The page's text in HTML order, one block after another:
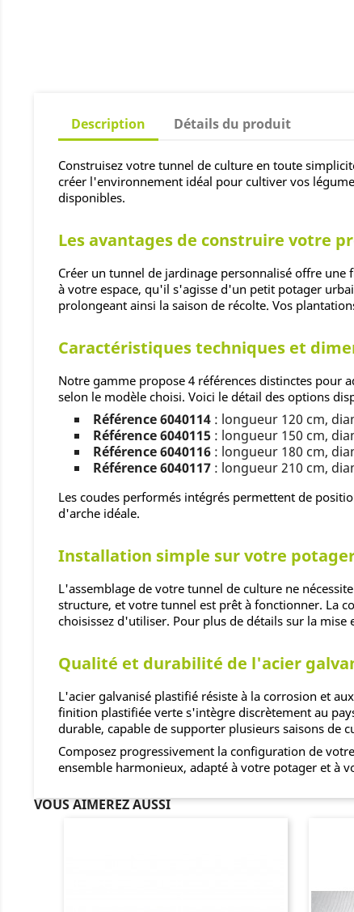
Description Détails du produit
Construisez votre tunnel de culture en toute
créer l'environnement idéal pour cultiver vos
disponibles.
Les avantages de construire votre
Créer un tunnel de jardinage personnalisé offre
à votre espace, qu'il s'agisse d'un petit potager
prolongeant ainsi la saison de récolte. Vos
Caractéristiques techniques et
Notre gamme propose 4 références distinctes pour
selon le modèle choisi. Voici le détail des options
Référence 6040114: longueur 120 cm,
Référence 6040115: longueur 150 cm,
Référence 6040116: longueur 180 cm,
Référence 6040117: longueur 210 cm,
Les coudes performés intégrés permettent de
d'arche idéale.
Installation simple sur votre
L'assemblage de votre tunnel de culture ne
structure, et votre tunnel est prêt à fonctionner. La
choisissez d'utiliser. Pour plus de détails sur la
Qualité et durabilité de l'acier
L'acier galvanisé plastifié résiste à la corrosion et
finition plastifiée verte s'intègre discrètement au
durable, capable de supporter plusieurs saisons de
Composez progressivement la configuration de
ensemble harmonieux, adapté à votre potager et à
VOUS AIMEREZ AUSSI